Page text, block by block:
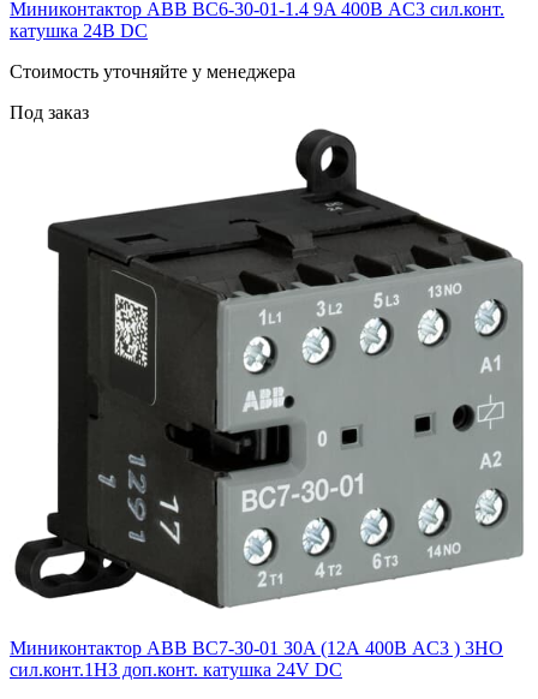
Миниконтактор ABB ВC6-30-01-1.4 9A 400В AC3 сил.конт.
катушка 24В DC
Cтоимость уточняйте у менеджера
Под заказ
Миниконтактор ABB ВC7-30-01 30A (12А 400В AC3 ) 3НО
сил.конт.1НЗ доп.конт. катушка 24V DС